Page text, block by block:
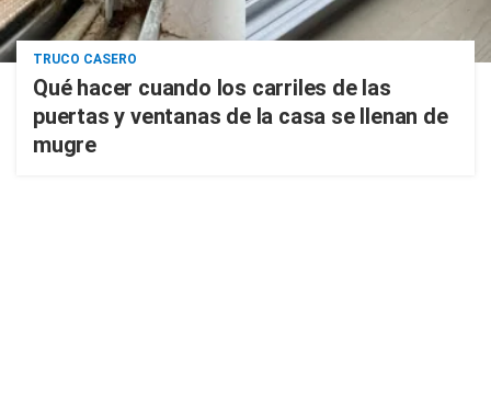
TRUCO CASERO
Qué hacer cuando los carriles de las
puertas y ventanas de la casa se llenan de
mugre